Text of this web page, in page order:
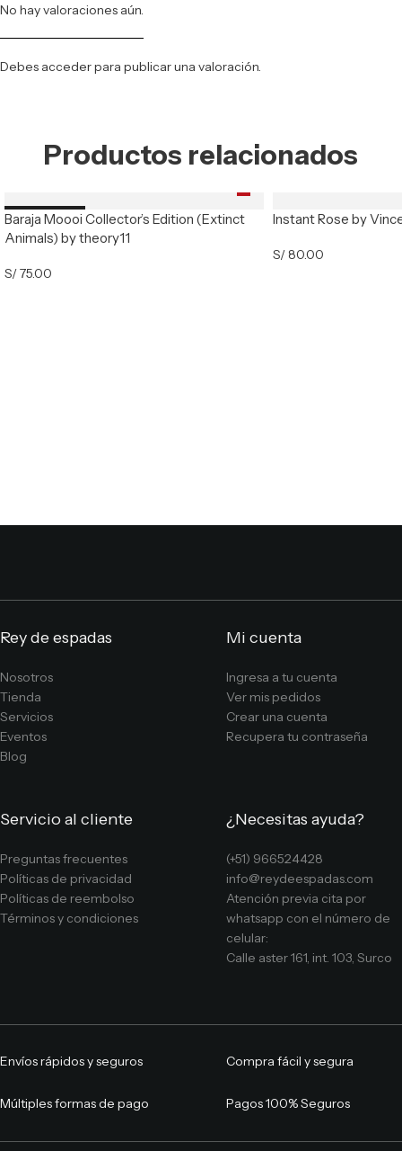
No hay valoraciones aún.
Debes accederpara publicar una valoración.
Productos relacionados
Nuevo
Baraja Moooi Collector’s Edition (Extinct
Animals) by theory11
S/75.00
Instant Rose by
S/80.00
Rey de espadas
Nosotros
Tienda
Servicios
Eventos
Blog
Mi cuenta
Ingresa a tu cuenta
Ver mis pedidos
Crear una cuenta
Recupera tu contraseña
Servicio al cliente
Preguntas frecuentes
Políticas de privacidad
Políticas de reembolso
Términos y condiciones
¿Necesitas ayuda?
(+51) 966524428
info@reydeespadas.com
Atención previa cita por
whatsapp con el número de
celular:
Calle aster 161, int. 103, Surco
Envíos rápidos y seguros Compra fácil y segura
Múltiples formas de pago Pagos 100% Seguros